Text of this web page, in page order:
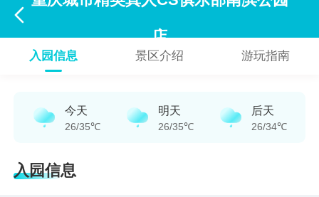

店
入园信息 景区介绍 游玩指南
今天
26/35℃
明天
26/35℃
后天
26/34℃
入园信息